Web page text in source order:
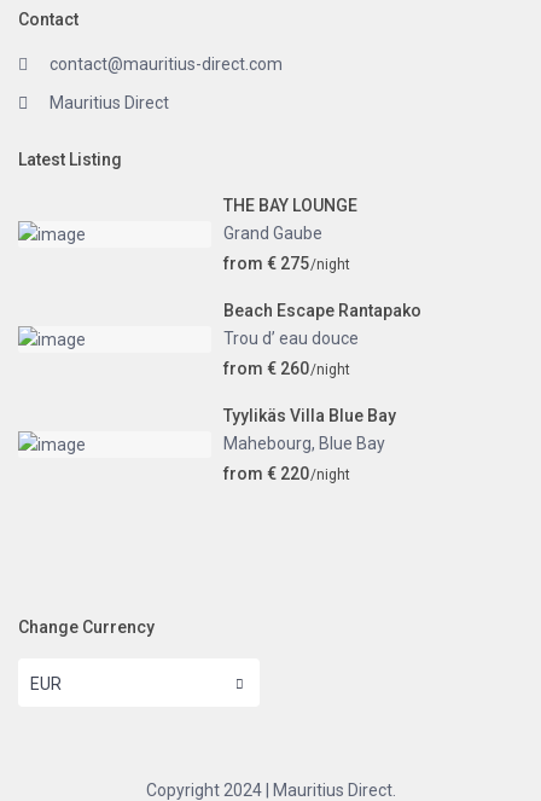
Contact
contact@mauritius-direct.com
Mauritius Direct
Latest Listing
THE BAY LOUNGE
Grand Gaube
from € 275/night
Beach Escape Rantapako
Trou d’ eau douce
from € 260/night
Tyylikäs Villa Blue Bay
Mahebourg, Blue Bay
from € 220/night
Change Currency
EUR
Copyright 2024 | Mauritius Direct.